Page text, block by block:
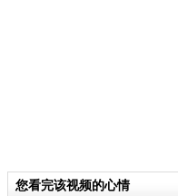
您看完该视频的心情